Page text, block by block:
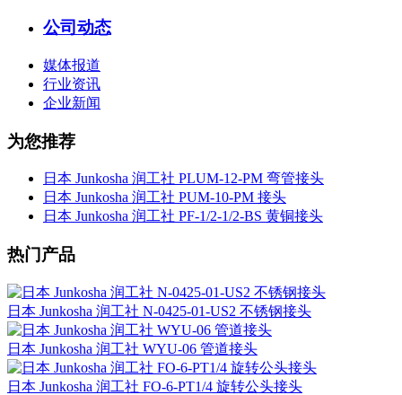
公司动态
媒体报道
行业资讯
企业新闻
为您推荐
日本 Junkosha 润工社 PLUM-12-PM 弯管接头
日本 Junkosha 润工社 PUM-10-PM 接头
日本 Junkosha 润工社 PF-1/2-1/2-BS 黄铜接头
热门产品
日本 Junkosha 润工社 N-0425-01-US2 不锈钢接头
日本 Junkosha 润工社 WYU-06 管道接头
日本 Junkosha 润工社 FO-6-PT1/4 旋转公头接头